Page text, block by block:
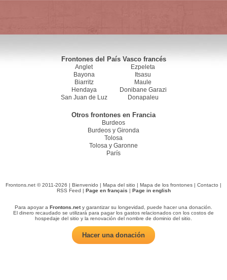
Frontones del País Vasco francés
Anglet
Bayona
Biarritz
Hendaya
San Juan de Luz
Ezpeleta
Itsasu
Maule
Donibane Garazi
Donapaleu
Otros frontones en Francia
Burdeos
Burdeos y Gironda
Tolosa
Tolosa y Garonne
París
Frontons.net © 2011-2026 | Bienvenido | Mapa del sitio | Mapa de los frontones | Contacto |
RSS Feed | Page en français | Page in english
Para apoyar a Frontons.nety garantizar su longevidad, puede hacer una donación.
El dinero recaudado se utilizará para pagar los gastos relacionados con los costos de
hospedaje del sitio y la renovación del nombre de dominio del sitio.
Hacer una donación